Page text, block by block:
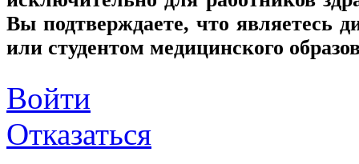
Вы подтверждаете, что являетесь
или студентом медицинского
Войти
Отказаться